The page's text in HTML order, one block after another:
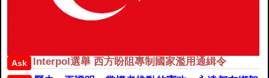
Ask Interpol選舉 西方盼阻專制國家濫用通緝令